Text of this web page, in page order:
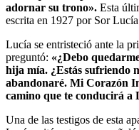
adornar su trono». Esta
escrita en 1927 por Sor
Lucía se entristeció ante la
preguntó: «¿Debo
hija mía. ¿Estás sufriendo
abandonaré. Mi Corazón
camino que te conducirá a
Una de las testigos de esta